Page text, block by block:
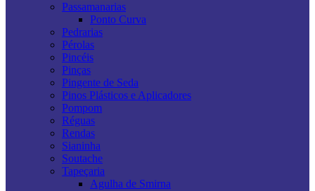
Passamanarias
Ponto Curva
Pedrarias
Pérolas
Pincéis
Pinças
Pingente de Seda
Pinos Plásticos e Aplicadores
Pompom
Réguas
Rendas
Sianinha
Soutache
Tapeçaria
Agulha de Smirna